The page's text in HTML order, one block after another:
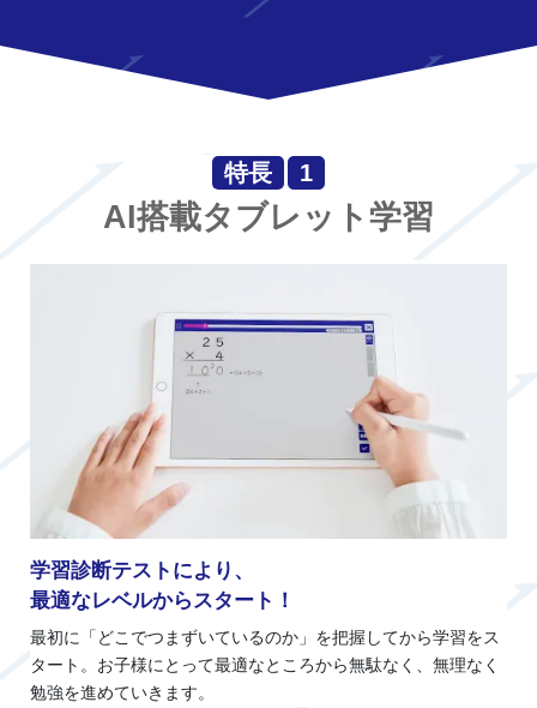
特長 1
AI搭載タブレット学習
学習診断テストにより、
最適なレベルからスタート！
最初に「どこでつまずいているのか」を把握してから学習をス
タート。お子様にとって最適なところから無駄なく、無理なく
勉強を進めていきます。